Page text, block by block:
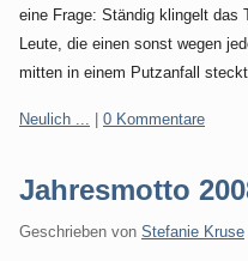
eine Frage: Ständig klingelt das
Leute, die einen sonst wegen
mitten in einem Putzanfall
Kategorien:
Neulich ... 0 Kommentare
Jahresmotto
Geschrieben von Stefanie Kruse